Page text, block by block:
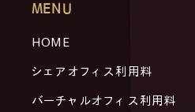
MENU
HOME
シェアオフィス利用料
バーチャルオフィス利用料